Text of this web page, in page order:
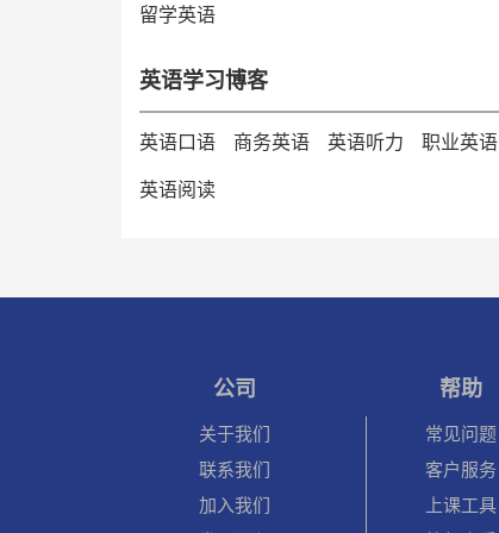
留学英语
英语学习博客
英语口语 商务英语 英语听力 职业英语
英语阅读
公司
关于我们
联系我们
加入我们
帮助
常见问题
客户服务
上课工具